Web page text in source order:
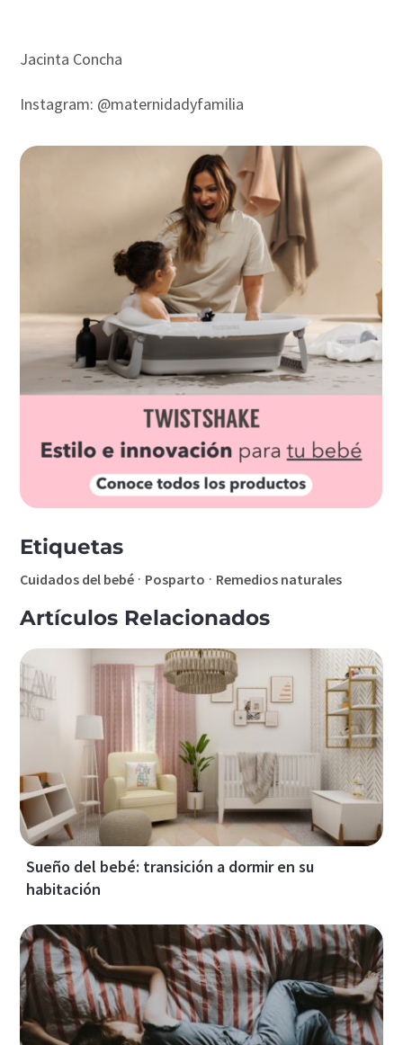
Jacinta Concha
Instagram: @maternidadyfamilia
Etiquetas
Cuidados del bebé · Posparto · Remedios naturales
Artículos Relacionados
Sueño del bebé: transición a dormir en su
habitación